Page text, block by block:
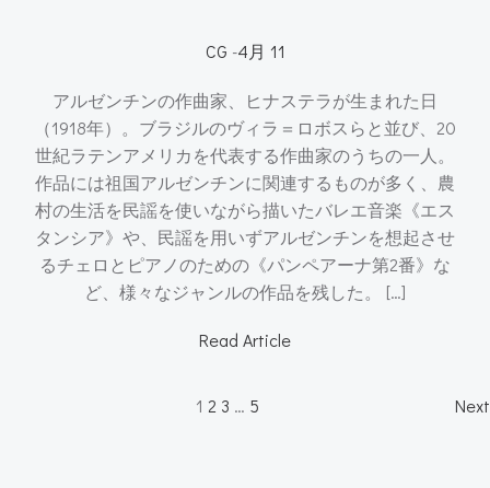
CG -4月 11
アルゼンチンの作曲家、ヒナステラが生まれた日
（1918年）。ブラジルのヴィラ＝ロボスらと並び、20
世紀ラテンアメリカを代表する作曲家のうちの一人。
作品には祖国アルゼンチンに関連するものが多く、農
村の生活を民謡を使いながら描いたバレエ音楽《エス
タンシア》や、民謡を用いずアルゼンチンを想起させ
るチェロとピアノのための《パンペアーナ第2番》な
ど、様々なジャンルの作品を残した。 […]
Read Article
Page
1 Page
2 Page
3 … Page
5 Next